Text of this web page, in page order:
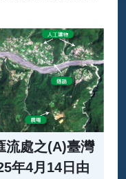
流處之(A)臺灣
年4月14日由